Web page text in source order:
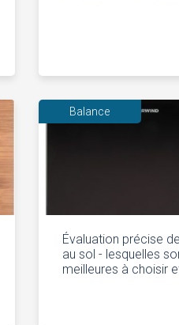
Balance
Évaluation précise
au sol - lesquelles
meilleures à choisir